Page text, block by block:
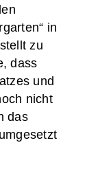
in
zu
dass
und
nicht
das